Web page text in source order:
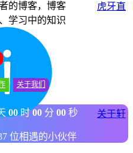
虎牙直
关于轩
的博客，博客
学习中的知识
关于我们
00时00 分 00 秒
位相遇的小伙伴